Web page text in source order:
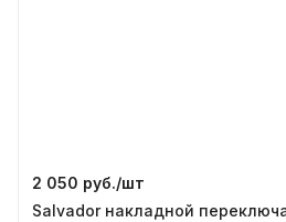
2 050 руб./шт
Salvador накладной